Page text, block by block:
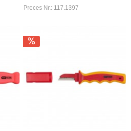
Preces Nr.: 117.1397